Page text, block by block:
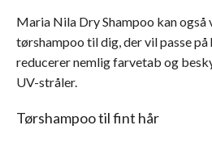
Maria Nila Dry Shampoo kan
tørshampoo til dig, der vil passe på
reducerer nemlig farvetab og
UV-stråler.
Tørshampoo til fint hår